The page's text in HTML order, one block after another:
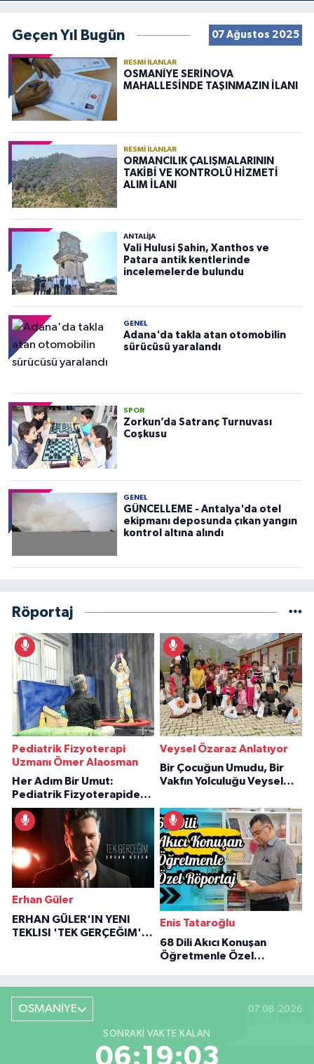
Geçen Yıl Bugün 07 Ağustos 2025
RESMI İLANLAR
OSMANİYE SERİNOVA
MAHALLESİNDE TAŞINMAZIN İLANI
RESMI İLANLAR
ORMANCILIK ÇALIŞMALARININ
TAKİBİ VE KONTROLÜ HİZMETİ
ALIM İLANI
ANTALIJA
Vali Hulusi Şahin, Xanthos ve
Patara antik kentlerinde
incelemelerde bulundu
GENEL
Adana'da takla atan otomobilin
sürücüsü yaralandı
SPOR
Zorkun’da Satranç Turnuvası
Coşkusu
GENEL
GÜNCELLEME - Antalya'da otel
ekipmanı deposunda çıkan yangın
kontrol altına alındı
Röportaj
Pediatrik Fizyoterapi
Uzmanı Ömer Alaosman
Her Adım Bir Umut:
Pediatrik Fizyoterapiden
İlham Veren Hikâyeler
Veysel Özaraz Anlatıyor
Bir Çocuğun Umudu, Bir
Vakfın Yolculuğu Veysel
Erhan Güler
ERHAN GÜLER'IN YENI
TEKLISI 'TEK GERÇEĞIM'LE
Enis Tataroğlu
68 Dili Akıcı Konuşan
Öğretmenle Özel
OSMANİYE 07.08.2026
SONRAKI VAKTE KALAN
06:19:02